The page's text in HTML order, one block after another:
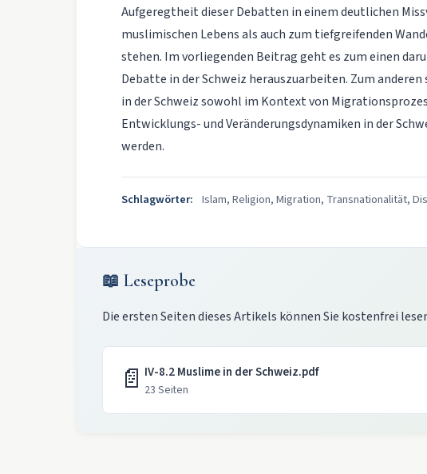
Aufgeregtheit dieser Debatten in einem deutlichen
muslimischen Lebens als auch zum tiefgreifenden
stehen. Im vorliegenden Beitrag geht es zum einen
Debatte in der Schweiz herauszuarbeiten. Zum
in der Schweiz sowohl im Kontext von
Entwicklungs- und Veränderungsdynamiken in der
werden.
Schlagwörter: Islam, Religion, Migration, Transnationalität,
📖 Leseprobe
Die ersten Seiten dieses Artikels können Sie kostenfrei
📄 IV-8.2 Muslime in der Schweiz.pdf
23 Seiten